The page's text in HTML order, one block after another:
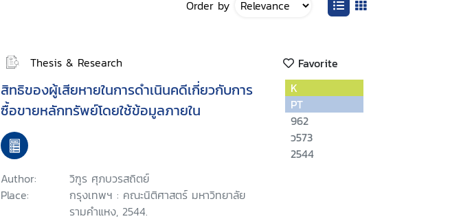
Order by
Thesis & Research Favorite
สิทธิของผู้เสียหายในการดำเนินคดีเกี่ยวกับการ
ซื้อขายหลักทรัพย์โดยใช้ข้อมูลภายใน
Author:
วิฑูร ศุภบวรสถิตย์
Place:
กรุงเทพฯ : คณะนิติศาสตร์ มหาวิทยาลัย
รามคำแหง, 2544.
K
PT
962
ว573
2544